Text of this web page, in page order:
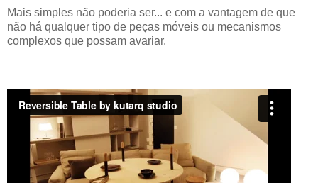
Mais simples não poderia ser... e com a vantagem de que
não há qualquer tipo de peças móveis ou mecanismos
complexos que possam avariar.